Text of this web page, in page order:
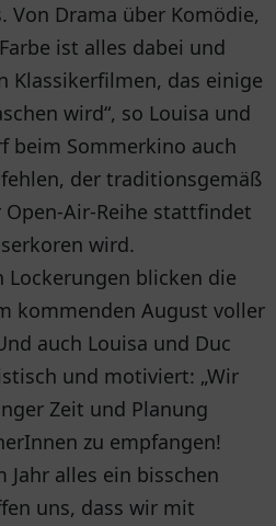
Von Drama über Komödie,
ist alles dabei und
Klassikerfilmen, das einige
wird“, so Louisa und
beim Sommerkino auch
der traditionsgemäß
Air-Reihe stattfindet
wird.
blicken die
kommenden August voller
auch Louisa und Duc
und motiviert: „Wir
Zeit und Planung
zu empfangen!
alles ein bisschen
uns, dass wir mit